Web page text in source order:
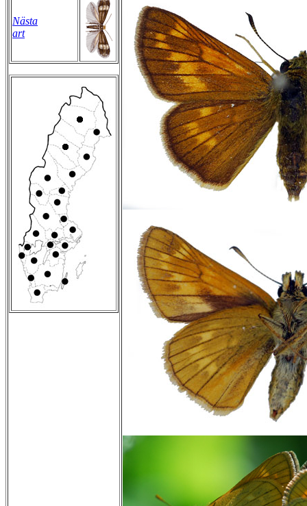
Nästa
art